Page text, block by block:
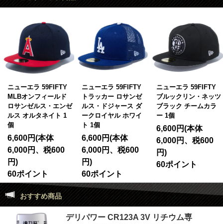
ニューエラ 59FIFTY
MLBオンフィールド
ロサンゼルス・エンゼ
ルス オルタネイト 1
個
6,600円(本体
6,000円、税600
円)
60ポイント
ニューエラ 59FIFTY
トラッカー ロサンゼ
ルス・ドジャース ダ
ークロイヤル ホワイ
ト 1個
6,600円(本体
6,000円、税600
円)
60ポイント
ニューエラ 59FIFTY
ブルックリン・ネッツ
ブラック チームカラ
ー 1個
6,600円(本体
6,000円、税600
円)
60ポイント
おすすめ商品
デリパワー CR123A 3V リチウム専